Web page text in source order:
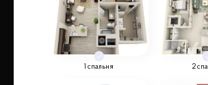
1 спальня 2